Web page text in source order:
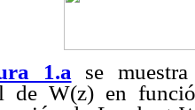
1.a se
de W(z) en